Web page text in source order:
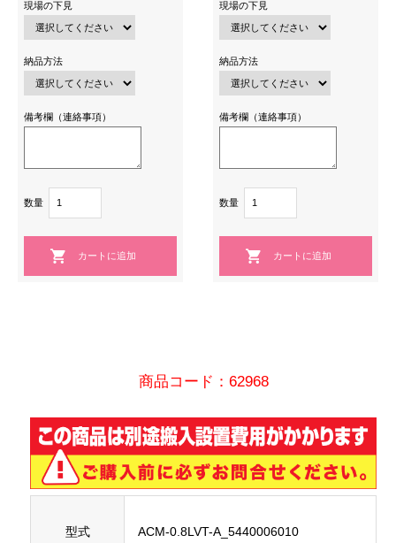
現場の下見
納品方法
備考欄（連絡事項）
数量
現場の下見
納品方法
備考欄（連絡事項）
数量
商品コード：62968
型式 ACM-0.8LVT-A_5440006010